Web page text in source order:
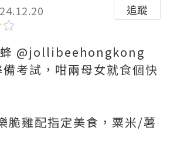
追蹤
@jollibeehongkong
備考試，咁兩母女就食個快
脆雞配指定美食，粟米/薯